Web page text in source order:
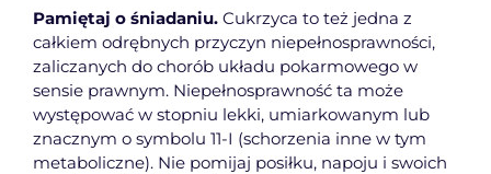
Pamiętaj o śniadaniu. Cukrzyca to też jedna z
całkiem odrębnych przyczyn niepełnosprawności,
zaliczanych do chorób układu pokarmowego w
sensie prawnym. Niepełnosprawność ta może
występować w stopniu lekki, umiarkowanym lub
znacznym o symbolu 11-I (schorzenia inne w tym
metaboliczne). Nie pomijaj posiłku, napoju i swoich